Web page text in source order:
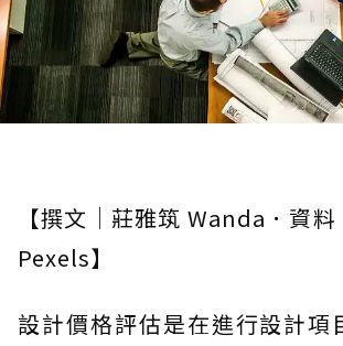
【撰文｜莊雅筑 Wanda．資料
Pexels】
設計價格評估是在進行設計項